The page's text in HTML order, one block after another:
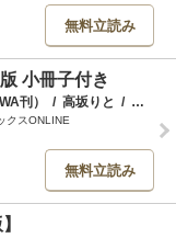
無料立読み
小冊子付き
刊） / 高坂りと /
クスONLINE
無料立読み